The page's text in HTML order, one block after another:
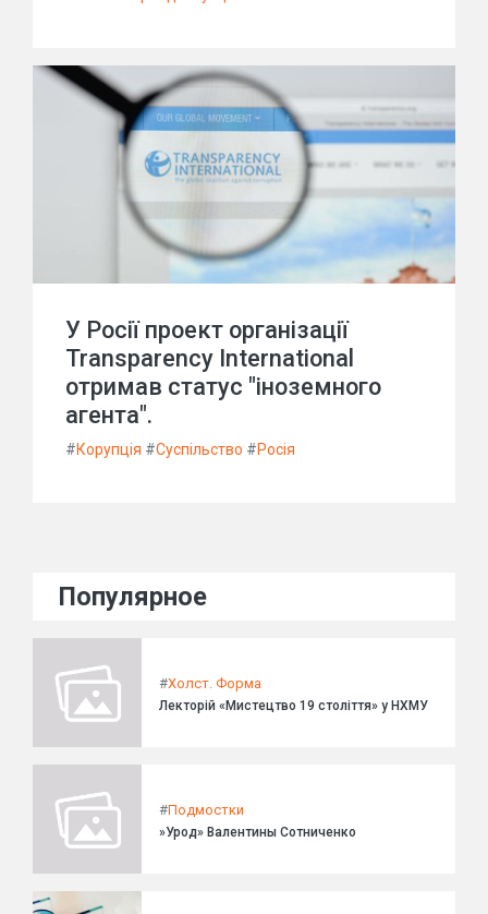
У Росії проект організації
Transparency International
отримав статус "іноземного
агента".
#Корупція #Суспільство #Росія
Популярное
#Холст. Форма
Лекторій «Мистецтво 19 століття» у НХМУ
#Подмостки
»Урод» Валентины Сотниченко